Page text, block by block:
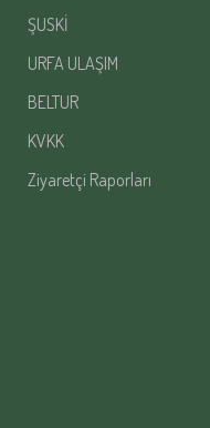
ŞUSKİ
URFA ULAŞIM
BELTUR
KVKK
Ziyaretçi Raporları